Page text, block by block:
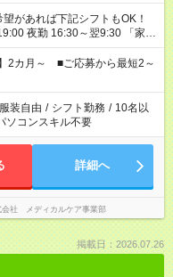
夜勤 16:30～翌9:30 「家族
って夕飯の準備がしたい」
ど、ご希望を教えてください
合計で週40時間を超える場
2カ月～ ■ご応募から最短2～
服装自由 / シフト勤務 / 10名以
ソコンスキル不要
詳細へ
会社 メディカルケア事業部
掲載日：2026.07.26